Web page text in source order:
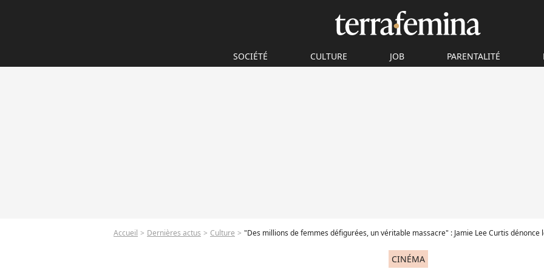
SOCIÉTÉ CULTURE JOB PARENTALITÉ
Accueil Dernières actus Culture "Des millions de femmes défigurées, un véritable massacre" : Jamie Lee Curtis dénonce les ravages de la
CINÉMA